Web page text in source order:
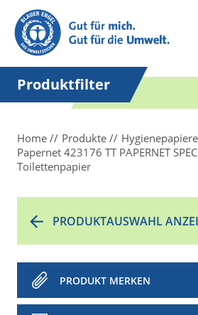
Suchbegriff in
Anführungszeichen
setzen.
Produktfilter
Home Produkte
Hygienepapiere
Papernet 423176 TT PAPERNET
Toilettenpapier
PRODUKTAUSWAHL
PRODUKT MERKEN